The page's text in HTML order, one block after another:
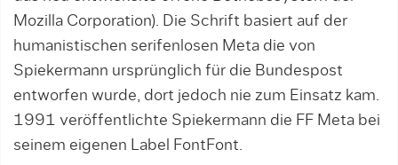
Mozilla Corporation). Die Schrift basiert auf der
humanistischen serifenlosen Meta die von
Spiekermann ursprünglich für die Bundespost
entworfen wurde, dort jedoch nie zum Einsatz kam.
1991 veröffentlichte Spiekermann die FF Meta bei
seinem eigenen Label FontFont.